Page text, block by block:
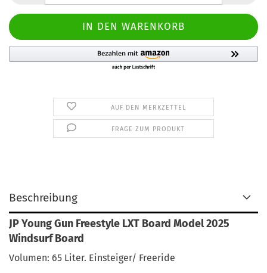
AUF DEN MERKZETTEL
FRAGE ZUM PRODUKT
Beschreibung
JP Young Gun Freestyle LXT Board Model 2025
Windsurf Board
Volumen: 65 Liter. Einsteiger/ Freeride